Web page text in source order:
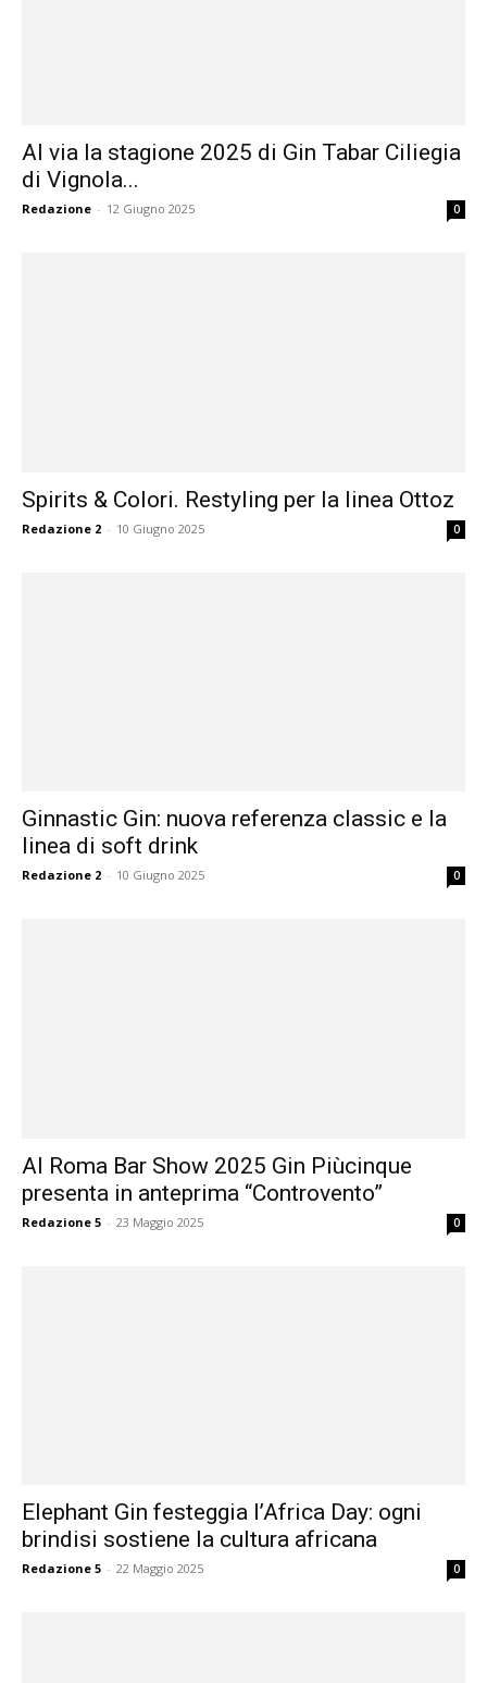
Al via la stagione 2025 di Gin Tabar Ciliegia
di Vignola...
Redazione - 12 Giugno 2025 0
Spirits & Colori. Restyling per la linea Ottoz
Redazione 2 - 10 Giugno 2025 0
Ginnastic Gin: nuova referenza classic e la
linea di soft drink
Redazione 2 - 10 Giugno 2025 0
Al Roma Bar Show 2025 Gin Piùcinque
presenta in anteprima “Controvento”
Redazione 5 - 23 Maggio 2025 0
Elephant Gin festeggia l’Africa Day: ogni
brindisi sostiene la cultura africana
Redazione 5 - 22 Maggio 2025 0